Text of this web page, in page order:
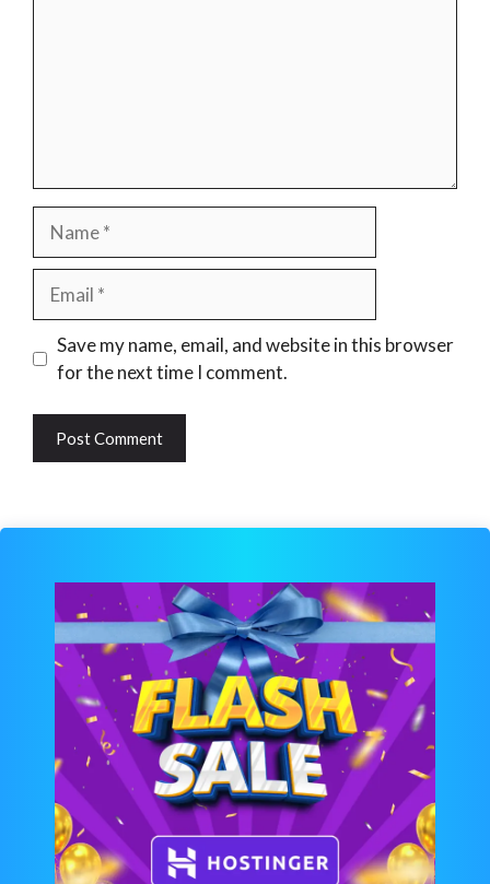
Name
Email
Website
Save my name, email, and website in this browser
for the next time I comment.